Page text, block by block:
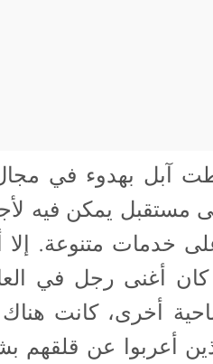
آبل بهدوء في مجال
يمكن فيه
على خدمات متنوعة.
كان أغنى رجل في
أخرى، كانت
أعربوا عن قلقهم